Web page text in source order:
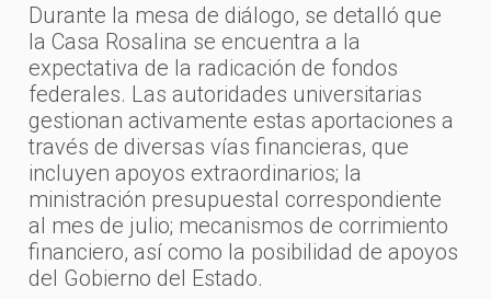
Durante la mesa de diálogo, se detalló que
la Casa Rosalina se encuentra a la
expectativa de la radicación de fondos
federales. Las autoridades universitarias
gestionan activamente estas aportaciones a
través de diversas vías financieras, que
incluyen apoyos extraordinarios; la
ministración presupuestal correspondiente
al mes de julio; mecanismos de corrimiento
financiero, así como la posibilidad de apoyos
del Gobierno del Estado.